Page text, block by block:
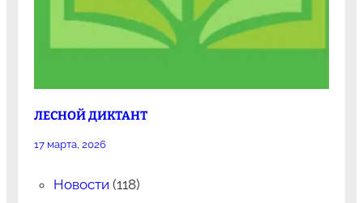
ЛЕСНОЙ ДИКТАНТ
17 марта, 2026
Новости (118)